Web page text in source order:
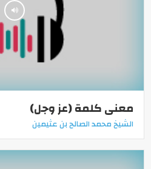
معنى كلمة (عز وجل)
الشيخ محمد الصالح بن عثيمين